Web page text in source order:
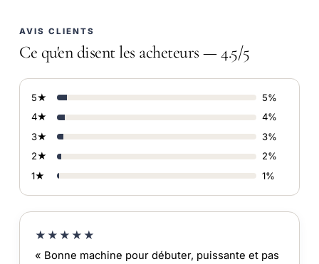
AVIS CLIENTS
Ce qu'en disent les acheteurs — 4.5/5
5★
5%
4★
4%
3★
3%
2★
2%
1★
1%
★★★★★
« Bonne machine pour débuter, puissante et pas